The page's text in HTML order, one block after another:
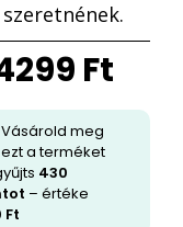
szeretnének.
Ft
Vásárold meg
ezt a terméket
430
– értéke
Ft